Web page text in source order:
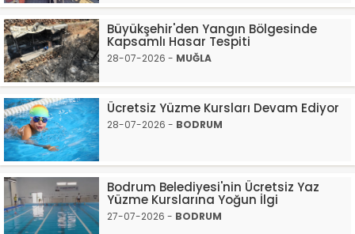
Büyükşehir'den Yangın Bölgesinde
Kapsamlı Hasar Tespiti
28-07-2026 - MUĞLA
Ücretsiz Yüzme Kursları Devam Ediyor
28-07-2026 - BODRUM
Bodrum Belediyesi'nin Ücretsiz Yaz
Yüzme Kurslarına Yoğun İlgi
27-07-2026 - BODRUM